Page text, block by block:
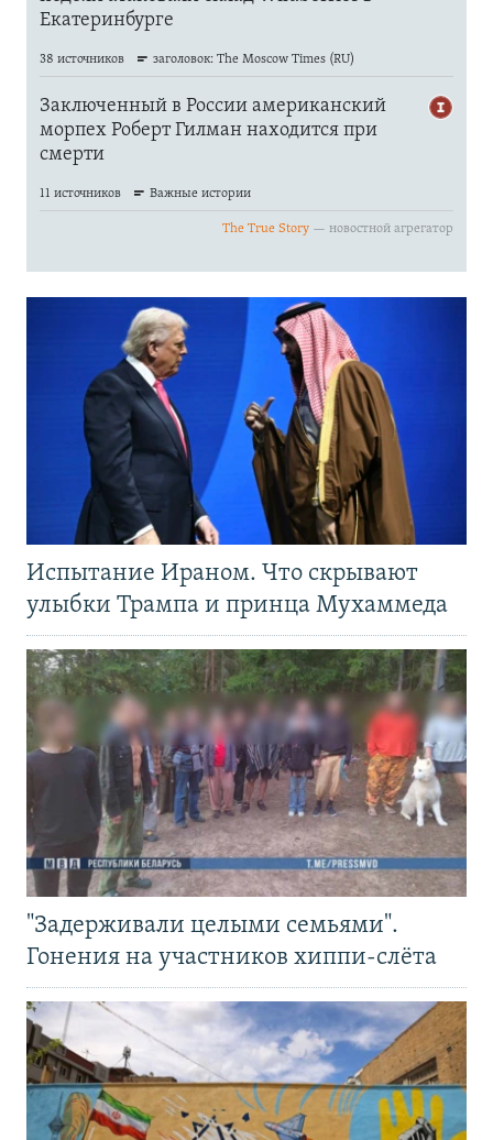
Испытание Ираном. Что скрывают
улыбки Трампа и принца Мухаммеда
"Задерживали целыми семьями".
Гонения на участников хиппи-слёта